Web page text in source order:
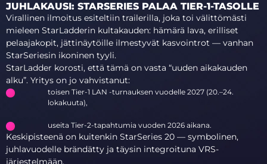
JUHLAKAUSI: STARSERIES PALAA TIER-1-TASOLLE
Virallinen ilmoitus esiteltiin trailerilla, joka toi välittömästi
mieleen StarLadderin kultakauden: hämärä lava, erilliset
pelaajakopit, jättinäytöille ilmestyvät kasvointrot — vanhan
StarSeriesin ikoninen tyyli.
StarLadder korosti, että tämä on vasta “uuden aikakauden
alku”. Yritys on jo vahvistanut:
toisen Tier-1 LAN -turnauksen vuodelle 2027 (20.–24.
lokakuuta),
useita Tier-2-tapahtumia vuoden 2026 aikana.
Keskipisteenä on kuitenkin StarSeries 20 — symbolinen,
juhlavuodelle brändätty ja täysin integroituna VRS-
järjestelmään.